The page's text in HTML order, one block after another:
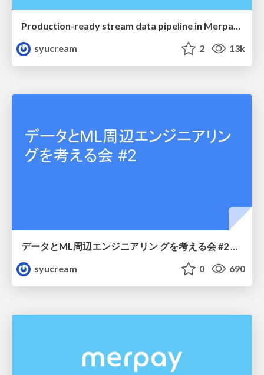
Production-ready stream data pipeline in Merpay, Inc
syucream
2 13k
syucream
0 690